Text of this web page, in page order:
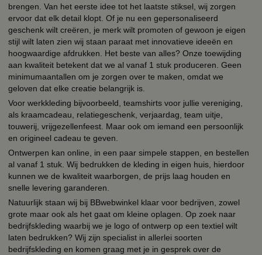
brengen. Van het eerste idee tot het laatste stiksel, wij zorgen
ervoor dat elk detail klopt. Of je nu een gepersonaliseerd
geschenk wilt creëren, je merk wilt promoten of gewoon je eigen
stijl wilt laten zien wij staan paraat met innovatieve ideeën en
hoogwaardige afdrukken. Het beste van alles? Onze toewijding
aan kwaliteit betekent dat we al vanaf 1 stuk produceren. Geen
minimumaantallen om je zorgen over te maken, omdat we
geloven dat elke creatie belangrijk is.
Voor werkkleding bijvoorbeeld, teamshirts voor jullie vereniging,
als kraamcadeau, relatiegeschenk, verjaardag, team uitje,
touwerij, vrijgezellenfeest. Maar ook om iemand een persoonlijk
en origineel cadeau te geven.
Ontwerpen kan online, in een paar simpele stappen, en bestellen
al vanaf 1 stuk. Wij bedrukken de kleding in eigen huis, hierdoor
kunnen we de kwaliteit waarborgen, de prijs laag houden en
snelle levering garanderen.
Natuurlijk staan wij bij BBwebwinkel klaar voor bedrijven, zowel
grote maar ook als het gaat om kleine oplagen. Op zoek naar
bedrijfskleding waarbij we je logo of ontwerp op een textiel wilt
laten bedrukken? Wij zijn specialist in allerlei soorten
bedrijfskleding en komen graag met je in gesprek over de